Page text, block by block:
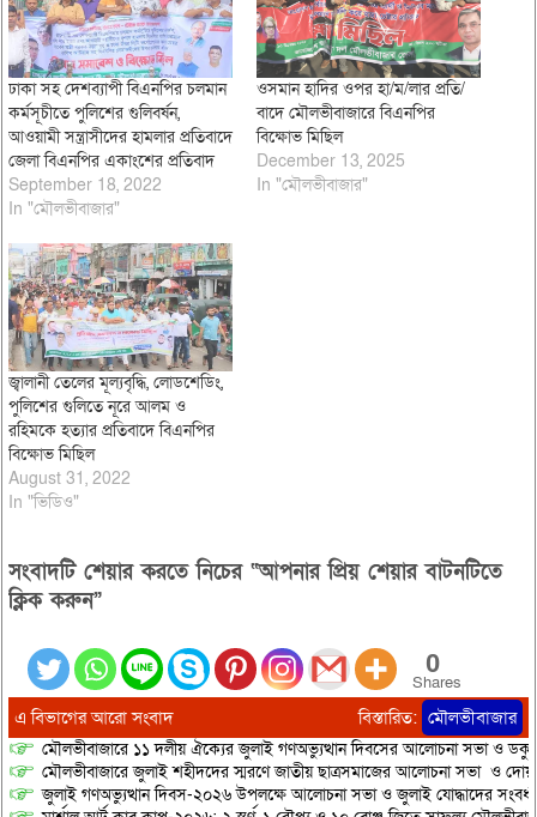
ঢাকা সহ দেশব্যাপী বিএনপির চলমান
কর্মসূচীতে পুলিশের গুলিবর্ষন,
আওয়ামী সন্ত্রাসীদের হামলার প্রতিবাদে
জেলা বিএনপির একাংশের প্রতিবাদ
September 18, 2022
In "মৌলভীবাজার"
ওসমান হাদির ওপর হা/ম/লার প্রতি/
বাদে মৌলভীবাজারে বিএনপির
বিক্ষোভ মিছিল
December 13, 2025
In "মৌলভীবাজার"
জ্বালানী তেলের মূল্যবৃদ্ধি, লোডশেডিং,
পুলিশের গুলিতে নূরে আলম ও
রহিমকে হত্যার প্রতিবাদে বিএনপির
বিক্ষোভ মিছিল
August 31, 2022
In "ভিডিও"
সংবাদটি শেয়ার করতে নিচের “আপনার প্রিয় শেয়ার বাটনটিতে
ক্লিক করুন”
0
Shares
এ বিভাগের আরো সংবাদ বিস্তারিত: মৌলভীবাজার
মৌলভীবাজারে ১১ দলীয় ঐক্যের জুলাই গণঅভ্যুত্থান দিবসের আলোচনা সভা ও
মৌলভীবাজারে জুলাই শহীদদের স্মরণে জাতীয় ছাত্রসমাজের আলোচনা সভা ও
জুলাই গণঅভ্যুত্থান দিবস-২০২৬ উপলক্ষে আলোচনা সভা ও জুলাই যোদ্ধাদের